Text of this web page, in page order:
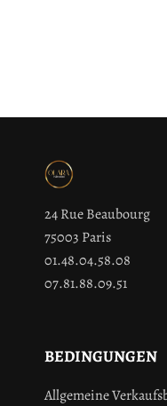
24 Rue Beaubourg
75003 Paris
01.48.04.58.08
07.81.88.09.51
BEDINGUNGEN
Allgemeine